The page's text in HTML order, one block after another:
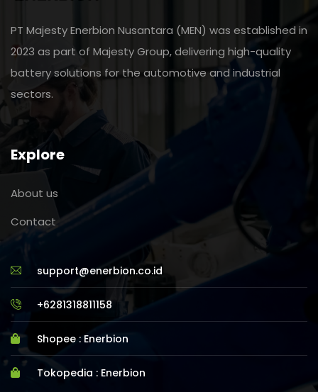
PT Majesty Enerbion Nusantara (MEN) was established in
2023 as part of Majesty Group, delivering high-quality
battery solutions for the automotive and industrial
sectors.
Explore
About us
Contact
support@enerbion.co.id
+6281318811158
Shopee : Enerbion
Tokopedia : Enerbion